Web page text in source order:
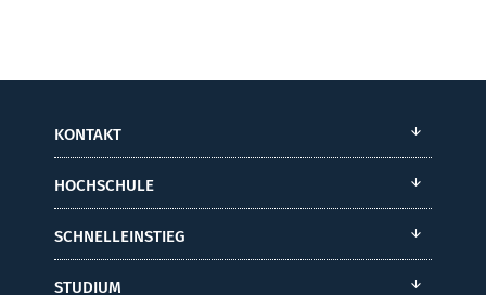
KONTAKT
HOCHSCHULE
SCHNELLEINSTIEG
STUDIUM